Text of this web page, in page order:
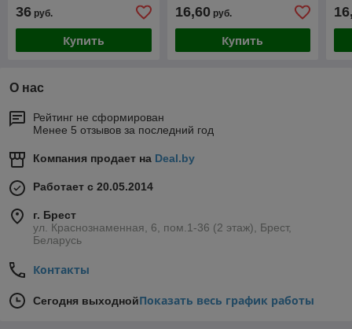
36 руб.
Купить
16,60руб.
Купить
О нас
Рейтинг не сформирован
Менее 5 отзывов за последний год
Компания продает на Deal.by
Работает с 20.05.2014
г. Брест
ул. Краснознаменная, 6, пом.1-36 (2 этаж), Брест,
Беларусь
Контакты
Сегодня выходнойПоказать весь график работы